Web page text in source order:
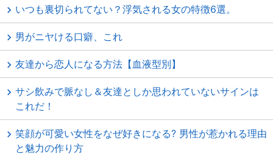
いつも裏切られてない？浮気される女の特徴6選。
男がニヤける口癖、これ
友達から恋人になる方法【血液型別】
サシ飲みで脈なし＆友達としか思われていないサインは
これだ！
笑顔が可愛い女性をなぜ好きになる? 男性が惹かれる理由
と魅力の作り方